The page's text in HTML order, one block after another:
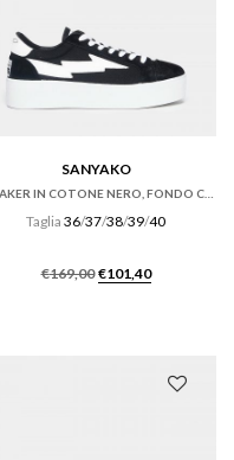
SANYAKO
Taglia 36/37/38/39/40
€169,00 Il
€101,40Il